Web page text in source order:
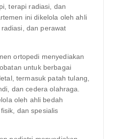
terapi radiasi, dan
ini dikelola oleh ahli
dan perawat
ortopedi menyediakan
untuk berbagai
termasuk patah tulang,
dan cedera olahraga.
oleh ahli bedah
dan spesialis